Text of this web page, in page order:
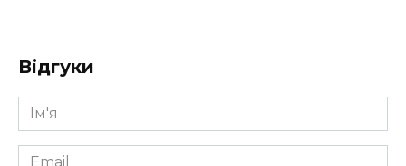
Відгуки
Ім'я
*
Email